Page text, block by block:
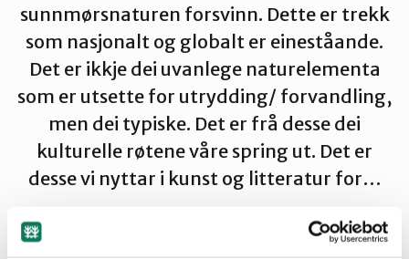
Kristiansund og Averøy
Molde
Ørsta og Volda
sunnmørsnaturen forsvinn. Dette er trekk
som nasjonalt og globalt er eineståande.
Det er ikkje dei uvanlege naturelementa
som er utsette for utrydding/ forvandling,
men dei typiske. Det er frå desse dei
kulturelle røtene våre spring ut. Det er
desse vi nyttar i kunst og litteratur for…